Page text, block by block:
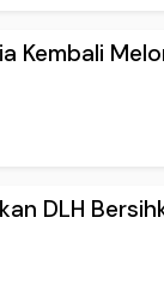
Kembali
DLH